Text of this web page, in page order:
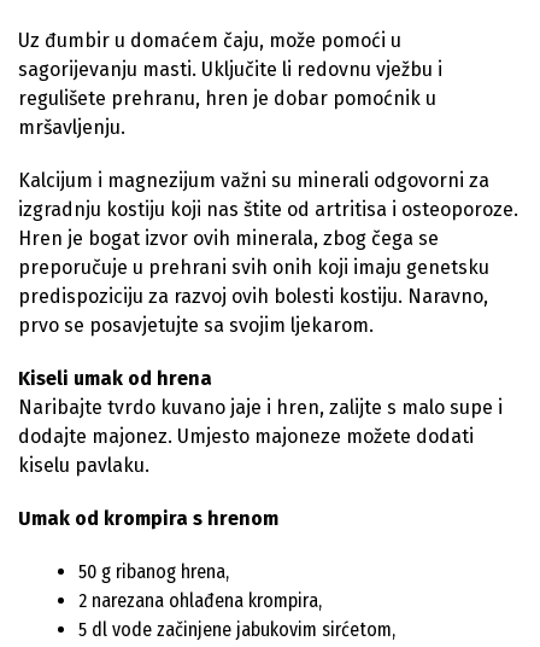
Uz đumbir u domaćem čaju, može pomoći u
sagorijevanju masti. Uključite li redovnu vježbu i
regulišete prehranu, hren je dobar pomoćnik u
mršavljenju.
Kalcijum i magnezijum važni su minerali odgovorni za
izgradnju kostiju koji nas štite od artritisa i osteoporoze.
Hren je bogat izvor ovih minerala, zbog čega se
preporučuje u prehrani svih onih koji imaju genetsku
predispoziciju za razvoj ovih bolesti kostiju. Naravno,
prvo se posavjetujte sa svojim ljekarom.
Kiseli umak od hrena
Naribajte tvrdo kuvano jaje i hren, zalijte s malo supe i
dodajte majonez. Umjesto majoneze možete dodati
kiselu pavlaku.
Umak od krompira s hrenom
50 g ribanog hrena,
2 narezana ohlađena krompira,
5 dl vode začinjene jabukovim sirćetom,